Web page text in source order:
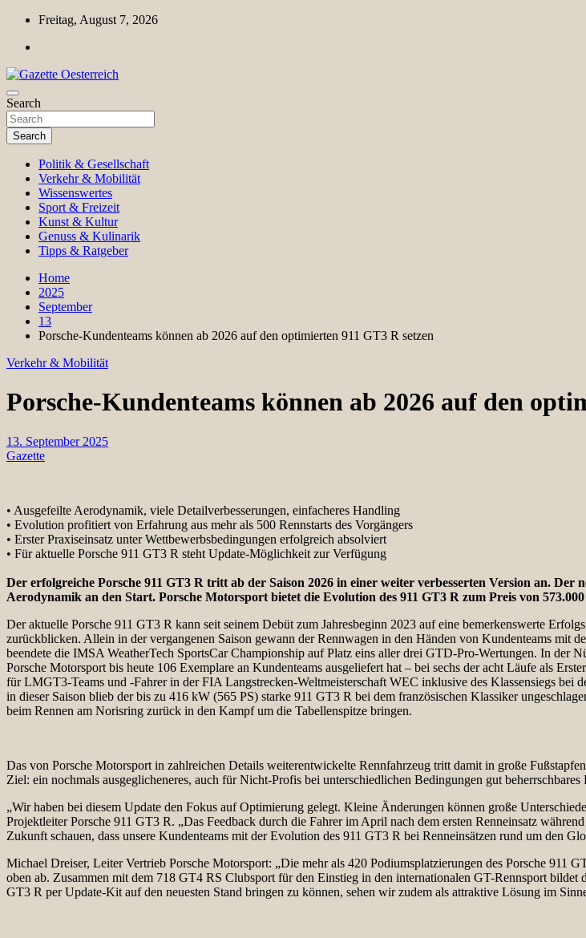
Skip
content
Freitag, August 7, 2026
Gazette Oesterreich
Magazin für Freizeit, Politik, Kultur & Wissenschaft
Search
Search
Politik & Gesellschaft
Verkehr & Mobilität
Wissenswertes
Sport & Freizeit
Kunst & Kultur
Genuss & Kulinarik
Tipps & Ratgeber
Home
2025
September
13
Porsche-Kundenteams können ab 2026 auf den optimierten 911 GT3 R setzen
Verkehr & Mobilität
Porsche-Kundenteams können ab 2026 auf den
13. September 2025
Gazette
• Ausgefeilte Aerodynamik, viele Detailverbesserungen, einfacheres Handling
• Evolution profitiert von Erfahrung aus mehr als 500 Rennstarts des Vorgängers
• Erster Praxiseinsatz unter Wettbewerbsbedingungen erfolgreich absolviert
• Für aktuelle Porsche 911 GT3 R steht Update-Möglichkeit zur Verfügung
Der erfolgreiche Porsche 911 GT3 R tritt ab der Saison 2026 in einer weiter verbesserten Version an.
Aerodynamik an den Start. Porsche Motorsport bietet die Evolution des 911 GT3 R zum Preis von
Der aktuelle Porsche 911 GT3 R kann seit seinem Debüt zum Jahresbeginn 2023 auf eine bemerkenswerte
zurückblicken. Allein in der vergangenen Saison gewann der Rennwagen in den Händen von Kundenteams
beendete die IMSA WeatherTech SportsCar Championship auf Platz eins aller drei GTD-Pro-Wertungen. In
Porsche Motorsport bis heute 106 Exemplare an Kundenteams ausgeliefert hat – bei sechs der acht Läufe als
für LMGT3-Teams und -Fahrer in der FIA Langstrecken-Weltmeisterschaft WEC inklusive des Klassensiegs bei
in dieser Saison blieb der bis zu 416 kW (565 PS) starke 911 GT3 R bei dem französischen Klassiker
beim Rennen am Norisring zurück in den Kampf um die Tabellenspitze bringen.
Das von Porsche Motorsport in zahlreichen Details weiterentwickelte Rennfahrzeug tritt damit in große
Ziel: ein nochmals ausgeglicheneres, auch für Nicht-Profis bei unterschiedlichen Bedingungen gut beherrschbares
„Wir haben bei diesem Update den Fokus auf Optimierung gelegt. Kleine Änderungen können große
Projektleiter Porsche 911 GT3 R. „Das Feedback durch die Fahrer im April nach dem ersten Renneinsatz
Zukunft schauen, dass unsere Kundenteams mit der Evolution des 911 GT3 R bei Renneinsätzen rund um den
Michael Dreiser, Leiter Vertrieb Porsche Motorsport: „Die mehr als 420 Podiumsplatzierungen des Porsche 911
oben ab. Zusammen mit dem 718 GT4 RS Clubsport für den Einstieg in den internationalen GT-Rennsport
GT3 R per Update-Kit auf den neuesten Stand bringen zu können, sehen wir zudem als attraktive Lösung im